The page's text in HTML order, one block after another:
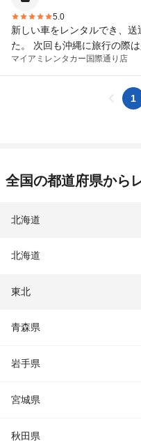
5.0
新しい車をレンタルでき、
た。 次回も沖縄に旅行の
マイアミレンタカー 国際通り店
1
全国の都道府県から
北海道
北海道
東北
青森県
岩手県
宮城県
秋田県